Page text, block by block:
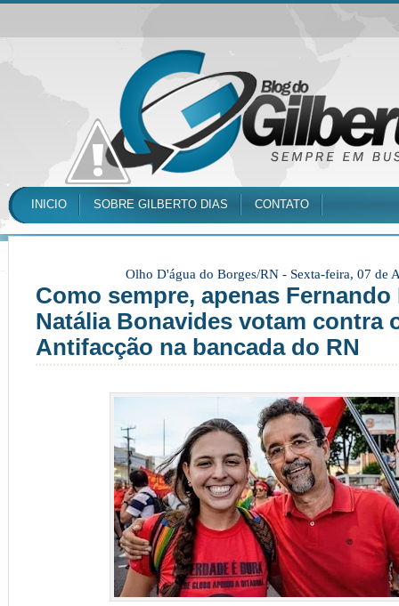
INICIO SOBRE GILBERTO DIAS CONTATO
Olho D'água do Borges/RN - Sexta-feira, 07 de
Como sempre, apenas Fernando
Natália Bonavides votam contra
Antifacção na bancada do RN